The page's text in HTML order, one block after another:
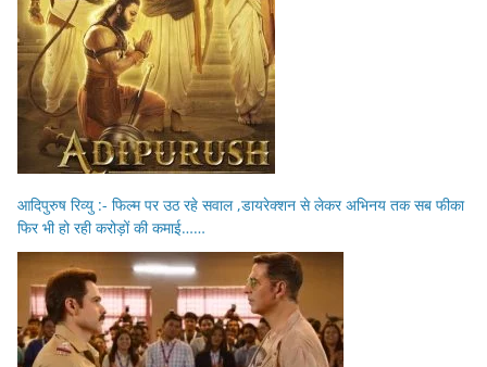
आदिपुरुष रिव्यु :- फिल्म पर उठ रहे सवाल ,डायरेक्शन से लेकर अभिनय तक सब फीका
फिर भी हो रही करोड़ों की कमाई……